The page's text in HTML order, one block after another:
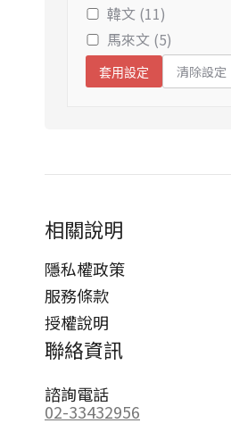
韓文 (11)
馬來文 (5)
套用設定 清除設定
相關說明
隱私權政策
服務條款
授權說明
聯絡資訊
諮詢電話
02-33432956